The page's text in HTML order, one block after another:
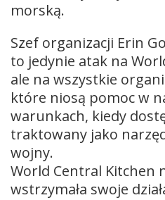
morską.
Szef organizacji Erin
to jedynie atak na
ale na wszystkie
które niosą pomoc w
warunkach, kiedy
traktowany jako
wojny.
World Central Kitchen
wstrzymała swoje